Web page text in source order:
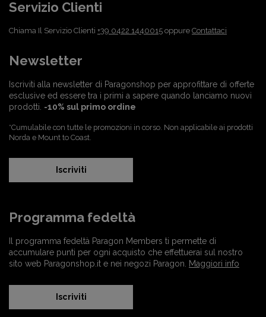
Servizio Clienti
Chiama Il Servizio Clienti +39 0422 1440015 oppure Contattaci
Newsletter
Iscriviti alla newsletter di Paragonshop per approfittare di offerte
esclusive ed essere tra i primi a sapere quando lanciamo nuovi
prodotti. -10% sul primo ordine
*Cumulabile con tutte le promozioni in corso. Non applicabile ai prodotti
Norda e Mount to Coast.
Iscriviti
Programma fedeltà
Il programma fedeltà Paragon Members ti permette di
accumulare punti per ogni acquisto che effettuerai sul nostro
sito web Paragonshop.it e nei negozi Paragon. Maggiori info
Iscriviti